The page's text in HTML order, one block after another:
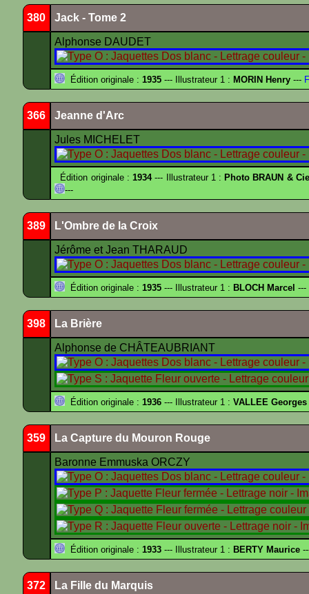
380 Jack - Tome 2
Alphonse DAUDET
Édition originale : 1935 --- Illustrateur 1 : MORIN Henry ---
366 Jeanne d'Arc
Jules MICHELET
Édition originale :1934--- Illustrateur 1 : Photo BRAUN &
---
389 L'Ombre de la Croix
Jérôme et Jean THARAUD
Édition originale : 1935 --- Illustrateur 1 : BLOCH Marcel ---
398 La Brière
Alphonse de CHÂTEAUBRIANT
Édition originale : 1936 --- Illustrateur 1 : VALLEE Georges
359 La Capture du Mouron Rouge
Baronne Emmuska ORCZY
Édition originale : 1933 --- Illustrateur 1 : BERTY Maurice
372 La Fille du Marquis